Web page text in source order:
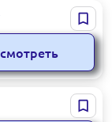
KTS.012 |
полоса 40x4
001 051 010025